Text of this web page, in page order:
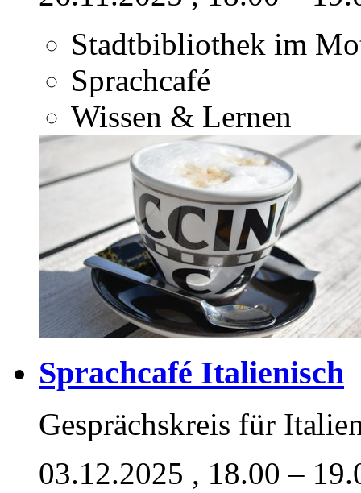
Stadtbibliothek im
Sprachcafé
Wissen & Lernen
Sprachcafé Italienisch
Gesprächskreis für
03.12.2025 , 18.00 –